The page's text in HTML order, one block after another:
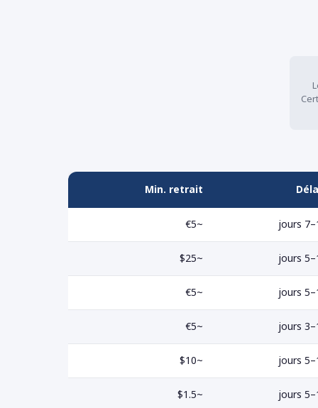
Min. retrait
~€5
~$25
~€5
~€5
~$10
~$1.5